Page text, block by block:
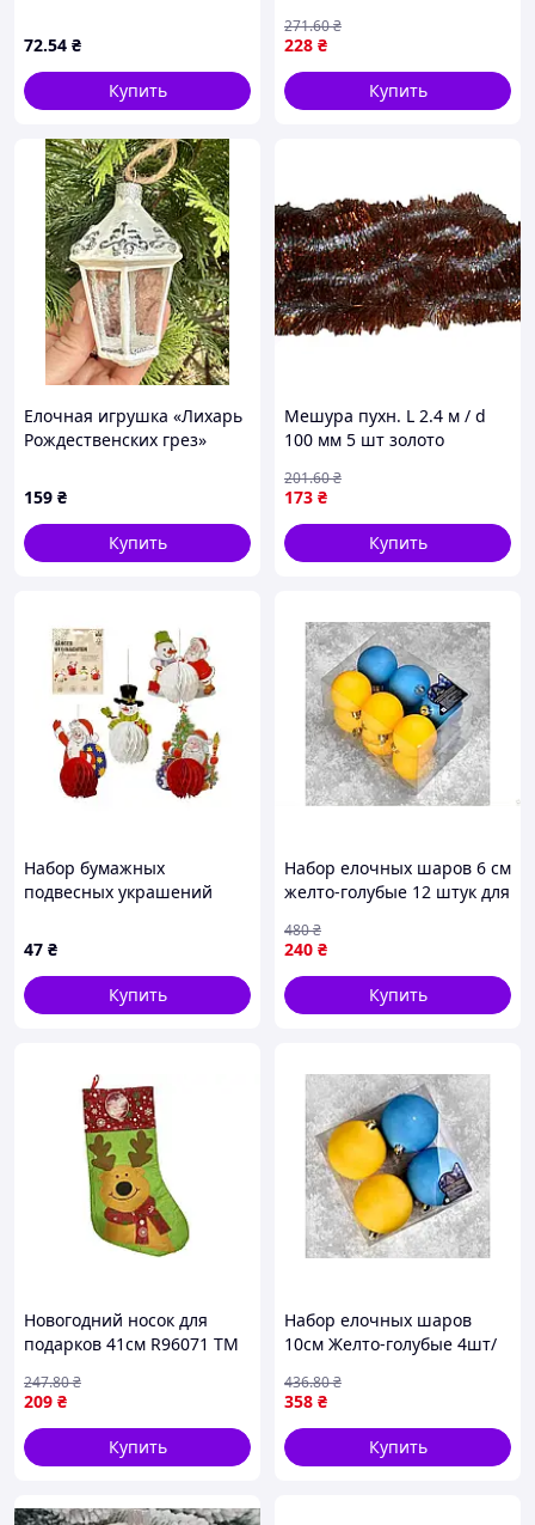
72.54 ₴
Купить
228 ₴
271.60₴
Купить
Елочная игрушка «Лихарь
Рождественских грез»
159 ₴
Купить
Мешура пухн. L 2.4 м / d
100 мм 5 шт золото
ЯБЛОНСКИЙ
173 ₴
201.60₴
Купить
Набор бумажных
подвесных украшений
4, 4 шт
47 ₴
Купить
Набор елочных шаров 6 см
желто-голубые 12 штук для
елки
240 ₴
480₴
Купить
Новогодний носок для
подарков 41см R96071 ТМ
209 ₴
247.80₴
Купить
Набор елочных шаров
10см Желто-голубые 4шт/
358 ₴
436.80₴
Купить